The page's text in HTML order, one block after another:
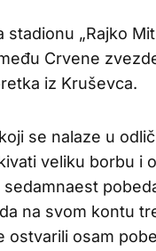
stadionu „Rajko
Crvene
iz Kruševca.
se nalaze u
veliku borbu i
na svom kontu
ostvarili osam